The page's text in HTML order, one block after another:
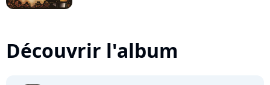
Découvrir l'album